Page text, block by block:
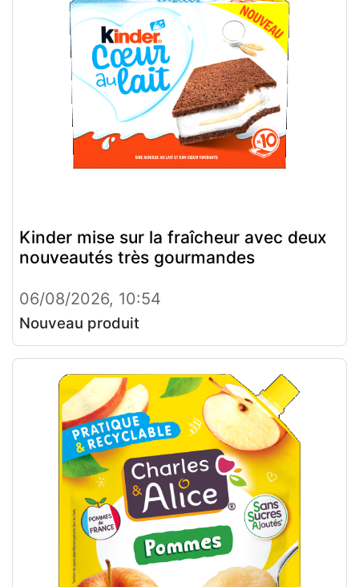
Kinder mise sur la fraîcheur avec deux
nouveautés très gourmandes
06/08/2026, 10:54
Nouveau produit